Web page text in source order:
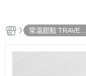
常溫甜點 TRAVEL
CAKE